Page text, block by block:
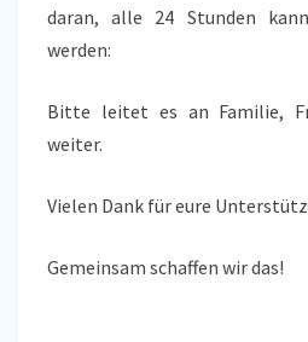
daran, alle 24 Stunden
werden:
Bitte leitet es an Familie,
weiter.
Vielen Dank für eure
Gemeinsam schaffen wir das!